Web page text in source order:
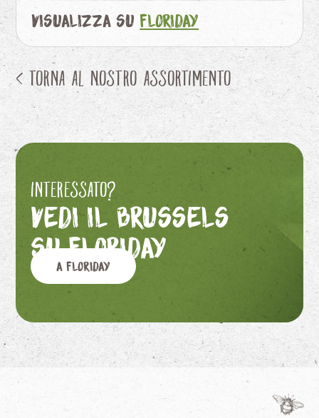
Visualizza su Floriday
< Torna al nostro assortimento
Interessato?
Vedi il Brussels
su Floriday
A Floriday